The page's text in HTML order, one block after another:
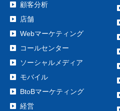
顧客分析
店舗
Webマーケティング
コールセンター
ソーシャルメディア
モバイル
BtoBマーケティング
経営